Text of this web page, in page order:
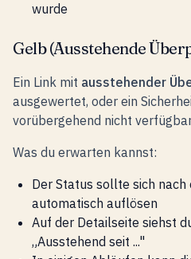
wurde
Gelb (Ausstehende
Ein Link mit ausstehender
ausgewertet, oder ein
vorübergehend nicht
Was du erwarten kannst:
Der Status sollte sich
automatisch auflösen
Auf der Detailseite siehst
„Ausstehend seit ..."